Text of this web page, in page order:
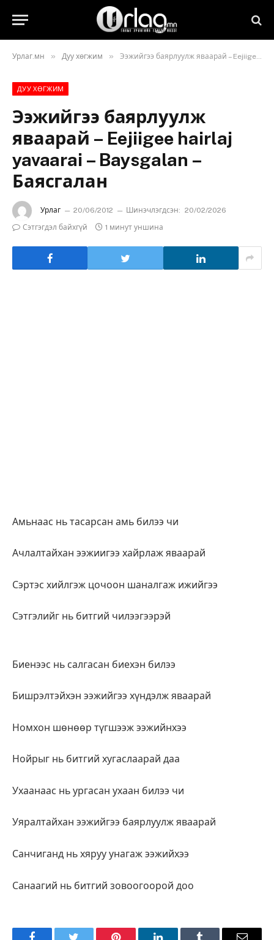
Урлаг.мн » Дуу хөгжим » Ээжийгээ баярлуулж яваарай – Eejiigee hairlaj yavaarai – Baysgalan – Баясгалан
ДУУ ХӨГЖИМ
Ээжийгээ баярлуулж
яваарай – Eejiigee hairlaj
yavaarai – Baysgalan –
Баясгалан
Урлаг 20/06/2012 Шинэчлэгдсэн: 20/02/2026
Сэтгэгдэл байхгүй
1 минут уншина
Амьнаас нь тасарсан амь билээ чи
Ачлалтайхан ээжиигээ хайрлаж яваарай
Сэртэс хийлгэж цочоон шаналгаж ижийгээ
Сэтгэлийг нь битгий чилээгээрэй
Биенээс нь салгасан биехэн билээ
Бишрэлтэйхэн ээжийгээ хүндэлж яваарай
Номхон шөнөөр түгшээж ээжийнхээ
Нойрыг нь битгий хугаслаарай даа
Ухаанаас нь ургасан ухаан билээ чи
Уяралтайхан ээжийгээ баярлуулж яваарай
Санчиганд нь хяруу унагаж ээжийхээ
Санаагий нь битгий зовоогоорой доо